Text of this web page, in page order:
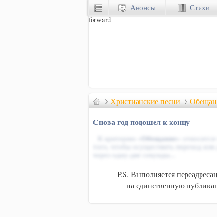
forward
Христианские песни
Снова год подошел к концу
Обещание
P.S. Выполняется
на единственную
Анонсы Стихи